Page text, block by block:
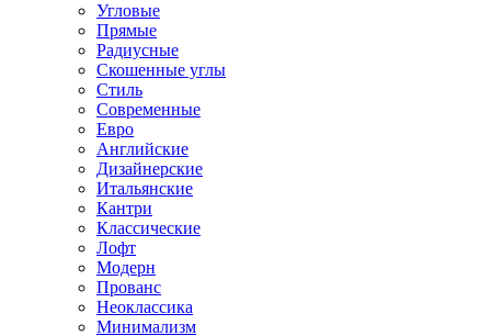
Угловые
Прямые
Радиусные
Скошенные углы
Стиль
Современные
Евро
Английские
Дизайнерские
Итальянские
Кантри
Классические
Лофт
Модерн
Прованс
Неоклассика
Минимализм